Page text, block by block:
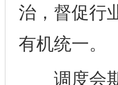
治，督促行
有机统一。
调度会期